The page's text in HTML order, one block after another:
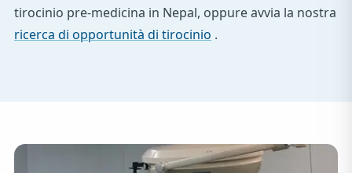
tirocinio pre-medicina in Nepal, oppure avvia la nostra
ricerca di opportunità di tirocinio .